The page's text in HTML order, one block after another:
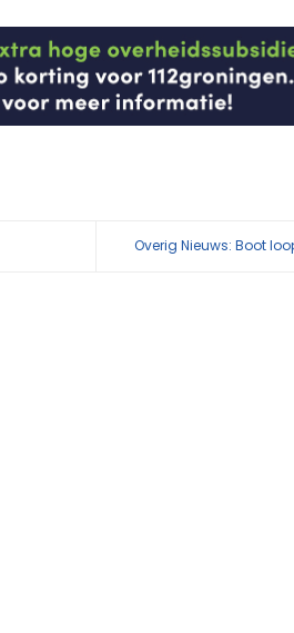
Overig Nieuws: Boot